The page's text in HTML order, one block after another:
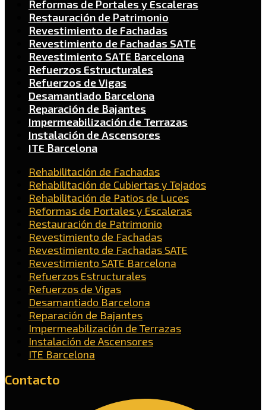
Reformas de Portales y Escaleras
Restauración de Patrimonio
Revestimiento de Fachadas
Revestimiento de Fachadas SATE
Revestimiento SATE Barcelona
Refuerzos Estructurales
Refuerzos de Vigas
Desamantiado Barcelona
Reparación de Bajantes
Impermeabilización de Terrazas
Instalación de Ascensores
ITE Barcelona
Rehabilitación de Fachadas
Rehabilitación de Cubiertas y Tejados
Rehabilitación de Patios de Luces
Reformas de Portales y Escaleras
Restauración de Patrimonio
Revestimiento de Fachadas
Revestimiento de Fachadas SATE
Revestimiento SATE Barcelona
Refuerzos Estructurales
Refuerzos de Vigas
Desamantiado Barcelona
Reparación de Bajantes
Impermeabilización de Terrazas
Instalación de Ascensores
ITE Barcelona
Contacto